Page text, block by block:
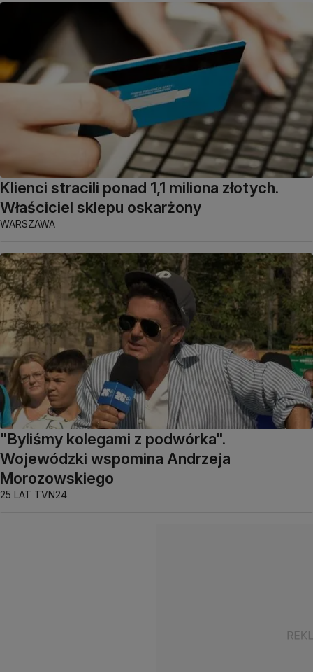
Klienci stracili ponad 1,1 miliona złotych.
Właściciel sklepu oskarżony
WARSZAWA
"Byliśmy kolegami z podwórka".
Wojewódzki wspomina Andrzeja
Morozowskiego
25 LAT TVN24